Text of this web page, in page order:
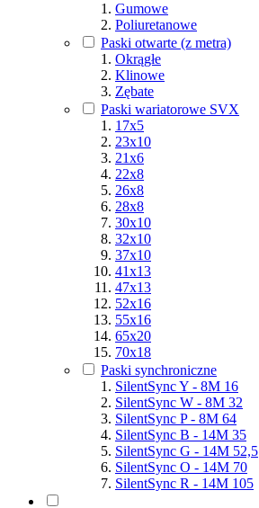
Gumowe
Poliuretanowe
Paski otwarte (z metra)
Okrągłe
Klinowe
Zębate
Paski wariatorowe SVX
17x5
23x10
21x6
22x8
26x8
28x8
30x10
32x10
37x10
41x13
47x13
52x16
55x16
65x20
70x18
Paski synchroniczne
SilentSync Y - 8M 16
SilentSync W - 8M 32
SilentSync P - 8M 64
SilentSync B - 14M 35
SilentSync G - 14M 52,5
SilentSync O - 14M 70
SilentSync R - 14M 105